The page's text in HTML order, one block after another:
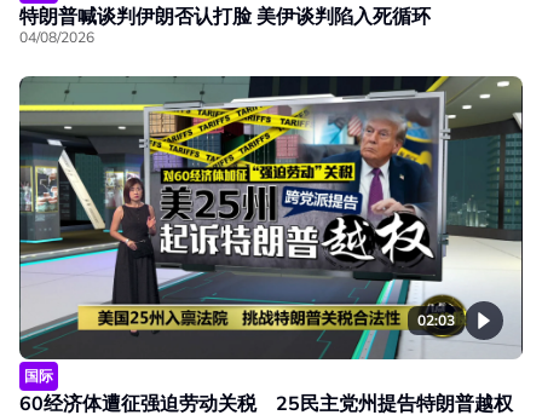
特朗普喊谈判伊朗否认打脸 美伊谈判陷入死循环
04/08/2026
02:03
国际
60经济体遭征强迫劳动关税 25民主党州提告特朗普越权